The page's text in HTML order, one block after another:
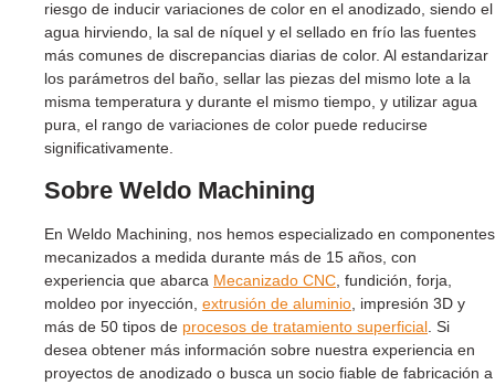
riesgo de inducir variaciones de color en el anodizado, siendo el
agua hirviendo, la sal de níquel y el sellado en frío las fuentes
más comunes de discrepancias diarias de color. Al estandarizar
los parámetros del baño, sellar las piezas del mismo lote a la
misma temperatura y durante el mismo tiempo, y utilizar agua
pura, el rango de variaciones de color puede reducirse
significativamente.
Sobre Weldo Machining
En Weldo Machining, nos hemos especializado en componentes
mecanizados a medida durante más de 15 años, con
experiencia que abarca Mecanizado CNC , fundición, forja,
moldeo por inyección, extrusión de aluminio , impresión 3D y
más de 50 tipos de procesos de tratamiento superficial . Si
desea obtener más información sobre nuestra experiencia en
proyectos de anodizado o busca un socio fiable de fabricación a